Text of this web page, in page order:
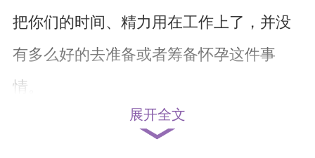
把你们的时间、精力用在工作上了，并没
有多么好的去准备或者筹备怀孕这件事
情。
塔罗牌B：权杖十
展开全文